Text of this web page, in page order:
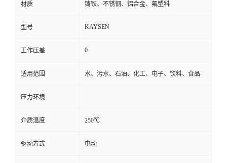
材质 铸铁、不锈钢、铝合金、氟塑料
型号 KAYSEN
工作压差 0
适用范围 水、污水、石油、化工、电子、饮料、食品
压力环境
介质温度 250℃
驱动方式 电动